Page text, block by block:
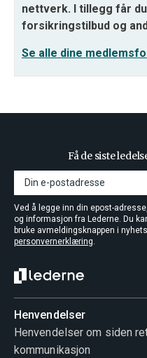
nettverk. I tillegg får
forsikringstilbud og
Se alle dine
Få de siste
Ved å legge inn din epost-
og informasjon fra Lederne. Du
bruke avmeldingsknappen i
personvernerklæring.
Henvendelser
Henvendelser om siden
kommunikasjon